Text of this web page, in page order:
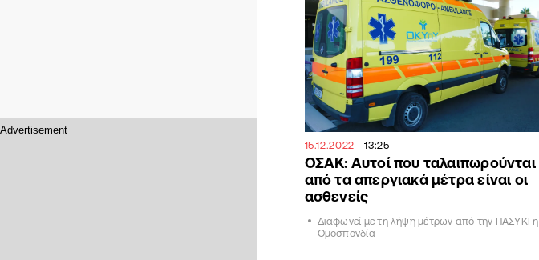
15.12.2022 13:25
ΟΣΑΚ: Aυτοί που ταλαιπωρούνται
από τα απεργιακά μέτρα είναι οι
ασθενείς
Διαφωνεί με τη λήψη μέτρων από την ΠΑΣΥΚΙ η
Ομοσπονδία